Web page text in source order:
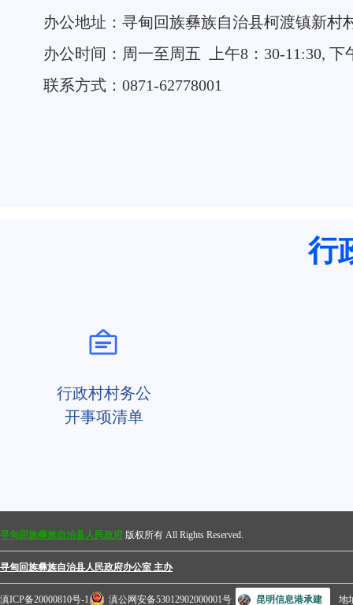
办公地址：寻甸回族彝族自治县柯渡镇新村
办公时间：周一至周五 上午8：30-11:30, 下
联系方式：0871-62778001
行
行政村村务公
开事项清单
寻甸回族彝族自治县人民政府 版权所有 All Rights Reserved.
寻甸回族彝族自治县人民政府办公室 主办
滇ICP备20000810号-1 滇公网安备53012902000001号 昆明信息港承建 地